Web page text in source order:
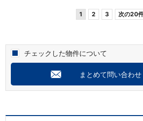
1 2 3 次の20
チェックした物件について
まとめて問い合わせ